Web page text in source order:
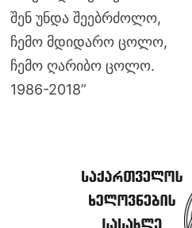
შენ უნდა შეებრძოლო,
ჩემო მდიდარო ცოლო,
ჩემო ღარიბო ცოლო.
1986-2018”